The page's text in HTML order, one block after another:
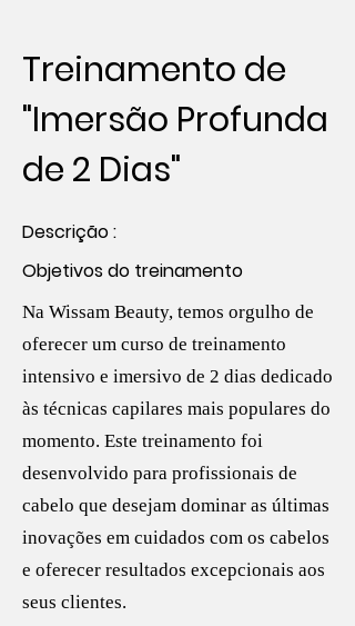
Treinamento de
"Imersão Profunda
de 2 Dias"
Descrição :
Objetivos do treinamento
Na Wissam Beauty, temos orgulho de
oferecer um curso de treinamento
intensivo e imersivo de 2 dias dedicado
às técnicas capilares mais populares do
momento. Este treinamento foi
desenvolvido para profissionais de
cabelo que desejam dominar as últimas
inovações em cuidados com os cabelos
e oferecer resultados excepcionais aos
seus clientes.